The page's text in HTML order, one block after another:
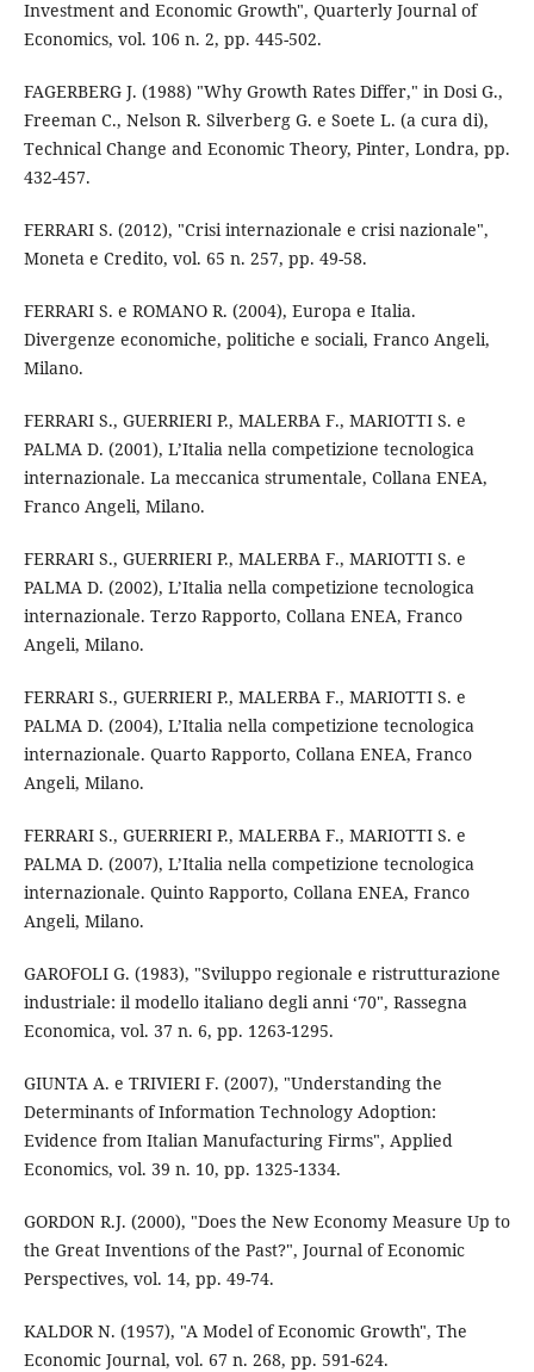
Investment and Economic Growth", Quarterly Journal of
Economics, vol. 106 n. 2, pp. 445-502.
FAGERBERG J. (1988) "Why Growth Rates Differ," in Dosi G.,
Freeman C., Nelson R. Silverberg G. e Soete L. (a cura di),
Technical Change and Economic Theory, Pinter, Londra, pp.
432-457.
FERRARI S. (2012), "Crisi internazionale e crisi nazionale",
Moneta e Credito, vol. 65 n. 257, pp. 49-58.
FERRARI S. e ROMANO R. (2004), Europa e Italia.
Divergenze economiche, politiche e sociali, Franco Angeli,
Milano.
FERRARI S., GUERRIERI P., MALERBA F., MARIOTTI S. e
PALMA D. (2001), L’Italia nella competizione tecnologica
internazionale. La meccanica strumentale, Collana ENEA,
Franco Angeli, Milano.
FERRARI S., GUERRIERI P., MALERBA F., MARIOTTI S. e
PALMA D. (2002), L’Italia nella competizione tecnologica
internazionale. Terzo Rapporto, Collana ENEA, Franco
Angeli, Milano.
FERRARI S., GUERRIERI P., MALERBA F., MARIOTTI S. e
PALMA D. (2004), L’Italia nella competizione tecnologica
internazionale. Quarto Rapporto, Collana ENEA, Franco
Angeli, Milano.
FERRARI S., GUERRIERI P., MALERBA F., MARIOTTI S. e
PALMA D. (2007), L’Italia nella competizione tecnologica
internazionale. Quinto Rapporto, Collana ENEA, Franco
Angeli, Milano.
GAROFOLI G. (1983), "Sviluppo regionale e ristrutturazione
industriale: il modello italiano degli anni ‘70", Rassegna
Economica, vol. 37 n. 6, pp. 1263-1295.
GIUNTA A. e TRIVIERI F. (2007), "Understanding the
Determinants of Information Technology Adoption:
Evidence from Italian Manufacturing Firms", Applied
Economics, vol. 39 n. 10, pp. 1325-1334.
GORDON R.J. (2000), "Does the New Economy Measure Up to
the Great Inventions of the Past?", Journal of Economic
Perspectives, vol. 14, pp. 49-74.
KALDOR N. (1957), "A Model of Economic Growth", The
Economic Journal, vol. 67 n. 268, pp. 591-624.